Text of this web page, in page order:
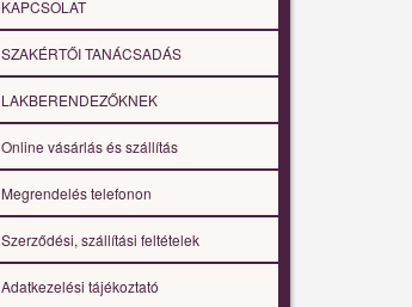
KAPCSOLAT
SZAKÉRTŐI TANÁCSADÁS
LAKBERENDEZŐKNEK
Online vásárlás és szállítás
Megrendelés telefonon
Szerződési, szállítási feltételek
Adatkezelési tájékoztató